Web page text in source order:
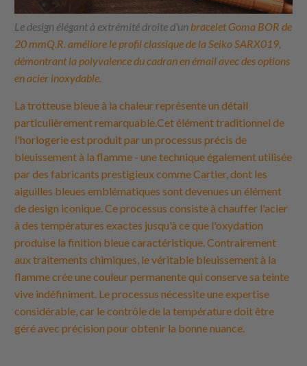
Le design élégant à extrémité droite d'un bracelet Goma BOR de
20 mmQ.R. améliore le profil classique de la Seiko SARX019,
démontrant la polyvalence du cadran en émail avec des options
en acier inoxydable.
La trotteuse bleue à la chaleur représente un détail
particulièrement remarquable.Cet élément traditionnel de
l'horlogerie est produit par un processus précis de
bleuissement à la flamme - une technique également utilisée
par des fabricants prestigieux comme Cartier, dont les
aiguilles bleues emblématiques sont devenues un élément
de design iconique. Ce processus consiste à chauffer l'acier
à des températures exactes jusqu'à ce que l'oxydation
produise la finition bleue caractéristique. Contrairement
aux traitements chimiques, le véritable bleuissement à la
flamme crée une couleur permanente qui conserve sa teinte
vive indéfiniment. Le processus nécessite une expertise
considérable, car le contrôle de la température doit être
géré avec précision pour obtenir la bonne nuance.